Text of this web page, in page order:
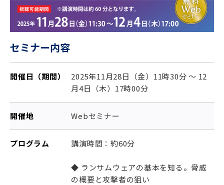
セミナー内容
開催日（期間）
2025年11月28日（金）11時30分 ～ 12
月4日（木）17時00分
開催地 Webセミナー
プログラム 講演時間：約60分
◆ ランサムウェアの基本を知る。脅威
の概要と攻撃者の狙い